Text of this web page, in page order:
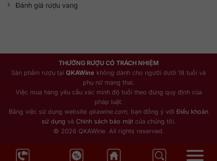
Đánh giá rượu vang
THƯỞNG RƯỢU CÓ TRÁCH NHIỆM
Sản phẩm rượu tại QKAWine không dành cho người dưới 18 tuổi và
phụ nữ mang thai.
Việc mua hàng yêu cầu xác minh độ tuổi theo đúng quy định của
pháp luật.
Bằng việc sử dụng website qkawine.com , bạn đồng ý với Điều khoản
sử dụng và Chính sách bảo mậtcủa chúng tôi.
© 2026 QKAWine. All rights reserved.